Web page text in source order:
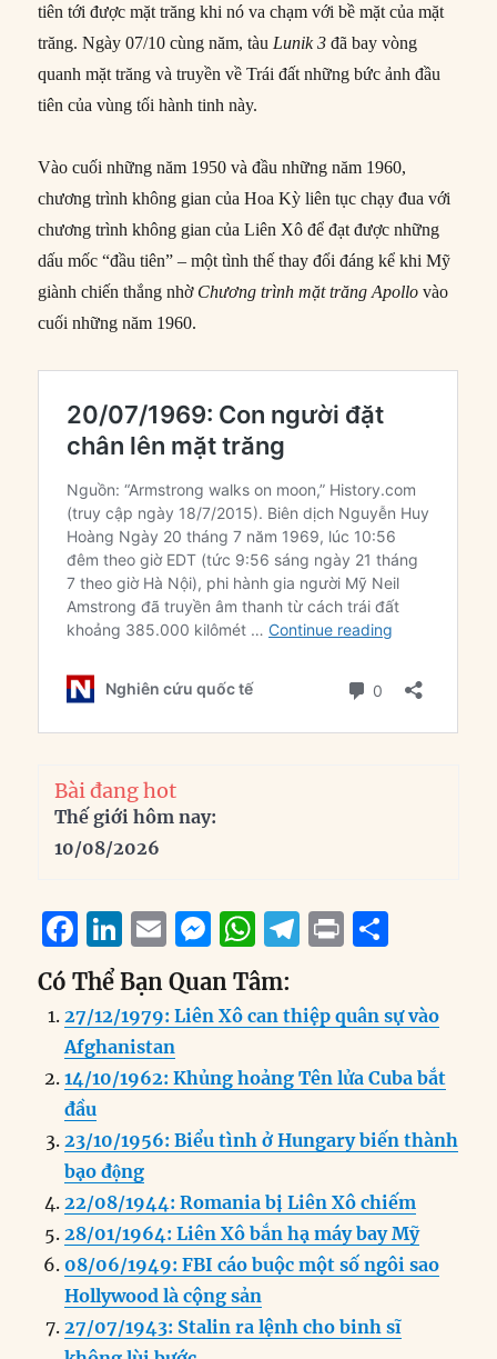
tiên tới được mặt trăng khi nó va chạm với bề mặt của mặt
trăng. Ngày 07/10 cùng năm, tàu Lunik 3đã bay vòng
quanh mặt trăng và truyền về Trái đất những bức ảnh đầu
tiên của vùng tối hành tinh này.
Vào cuối những năm 1950 và đầu những năm 1960,
chương trình không gian của Hoa Kỳ liên tục chạy đua với
chương trình không gian của Liên Xô để đạt được những
dấu mốc “đầu tiên” – một tình thế thay đổi đáng kể khi Mỹ
giành chiến thắng nhờ Chương trình mặt trăng Apollo vào
cuối những năm 1960.
Bài đang hot
Thế giới hôm nay:
10/08/2026
F
a
c
e
b
o
o
k
Li
n
k
e
d
n
E
m
ai
l
M
ss
e
n
er
W
h
at
s
A
p
T
e
g
r
m
P
n
t
a
re
Có Thể Bạn Quan Tâm:
27/12/1979: Liên Xô can thiệp quân sự vào
Afghanistan
14/10/1962: Khủng hoảng Tên lửa Cuba bắt
đầu
23/10/1956: Biểu tình ở Hungary biến thành
bạo động
22/08/1944: Romania bị Liên Xô chiếm
28/01/1964: Liên Xô bắn hạ máy bay Mỹ
08/06/1949: FBI cáo buộc một số ngôi sao
Hollywood là cộng sản
27/07/1943: Stalin ra lệnh cho binh sĩ